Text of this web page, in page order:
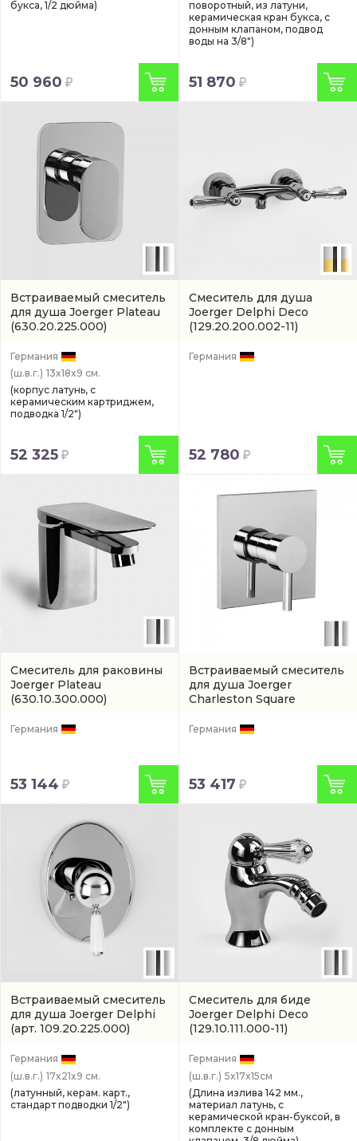
букса, 1/2 дюйма)
50 960
поворотный, из латуни,
керамическая кран букса, с
донным клапаном, подвод
воды на 3/8")
51 870
Встраиваемый смеситель
для душа Joerger Plateau
(630.20.225.000)
Германия
(ш.в.г.) 13x18x9 см.
(корпус латунь, с
керамическим картриджем,
подводка 1/2")
52 325
Смеситель для душа
Joerger Delphi Deco
(129.20.200.002-11)
Германия
52 780
Смеситель для раковины
Joerger Plateau
(630.10.300.000)
Германия
53 144
Встраиваемый смеситель
для душа Joerger
Charleston Square
Германия
53 417
Встраиваемый смеситель
для душа Joerger Delphi
(арт. 109.20.225.000)
Германия
(ш.в.г.) 17x21x9 см.
(латунный, керам. карт.,
стандарт подводки 1/2")
Смеситель для биде
Joerger Delphi Deco
(129.10.111.000-11)
Германия
(ш.в.г.) 5x17x15см
(Длина излива 142 мм.,
материал латунь, с
керамической кран-буксой, в
комплекте с донным